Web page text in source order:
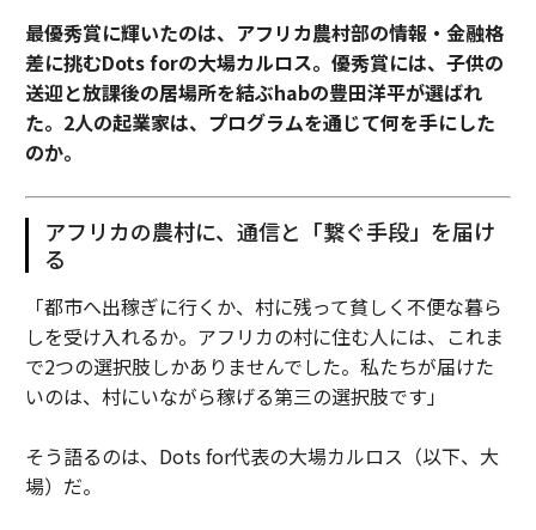
最優秀賞に輝いたのは、アフリカ農村部の情報・金融格
差に挑むDots forの大場カルロス。優秀賞には、子供の
送迎と放課後の居場所を結ぶhabの豊田洋平が選ばれ
た。2人の起業家は、プログラムを通じて何を手にした
のか。
アフリカの農村に、通信と「繋ぐ手段」を届け
る
「都市へ出稼ぎに行くか、村に残って貧しく不便な暮ら
しを受け入れるか。アフリカの村に住む人には、これま
で2つの選択肢しかありませんでした。私たちが届けた
いのは、村にいながら稼げる第三の選択肢です」
そう語るのは、Dots for代表の大場カルロス（以下、大
場）だ。